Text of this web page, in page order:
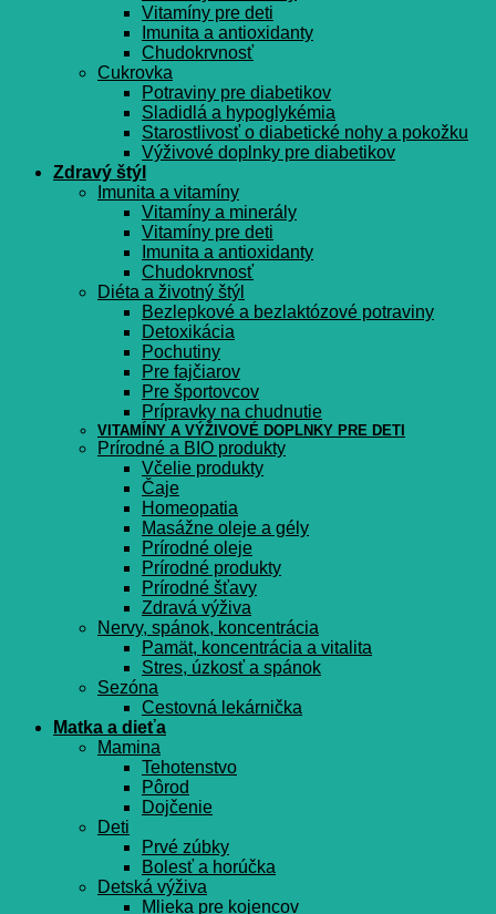
Vitamíny pre deti
Imunita a antioxidanty
Chudokrvnosť
Cukrovka
Potraviny pre diabetikov
Sladidlá a hypoglykémia
Starostlivosť o diabetické nohy a pokožku
Výživové doplnky pre diabetikov
Zdravý štýl
Imunita a vitamíny
Vitamíny a minerály
Vitamíny pre deti
Imunita a antioxidanty
Chudokrvnosť
Diéta a životný štýl
Bezlepkové a bezlaktózové potraviny
Detoxikácia
Pochutiny
Pre fajčiarov
Pre športovcov
Prípravky na chudnutie
VITAMÍNY A VÝŽIVOVÉ DOPLNKY PRE DETI
Prírodné a BIO produkty
Včelie produkty
Čaje
Homeopatia
Masážne oleje a gély
Prírodné oleje
Prírodné produkty
Prírodné šťavy
Zdravá výživa
Nervy, spánok, koncentrácia
Pamät, koncentrácia a vitalita
Stres, úzkosť a spánok
Sezóna
Cestovná lekárnička
Matka a dieťa
Mamina
Tehotenstvo
Pôrod
Dojčenie
Deti
Prvé zúbky
Bolesť a horúčka
Detská výživa
Mlieka pre kojencov